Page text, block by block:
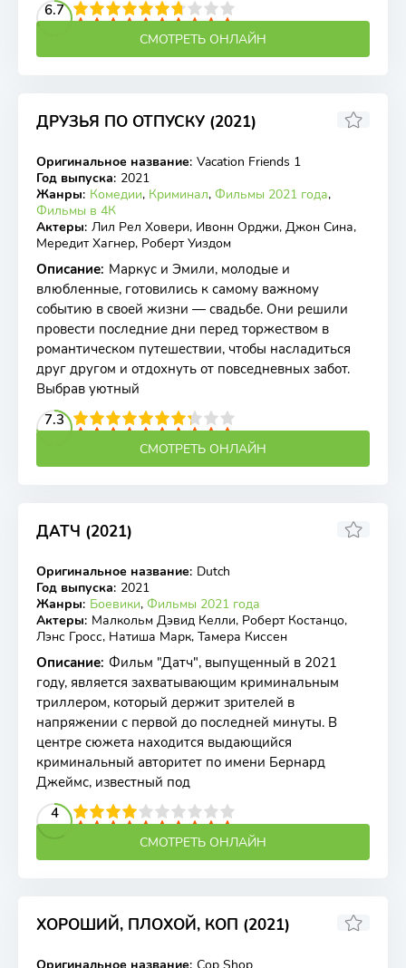
6.7
4 5 6 7 8 9 10
СМОТРЕТЬ ОНЛАЙН
ДРУЗЬЯ ПО ОТПУСКУ (2021)
WEB-DL
6.47 6.3
Оригинальное название: Vacation Friends 1
Год выпуска: 2021
Жанры: Комедии, Криминал, Фильмы 2021 года,
Фильмы в 4К
Актеры: Лил Рел Ховери, Ивонн Орджи, Джон Сина,
Мередит Хагнер, Роберт Уиздом
Описание: Маркус и Эмили, молодые и
влюбленные, готовились к самому важному
событию в своей жизни — свадьбе. Они решили
провести последние дни перед торжеством в
романтическом путешествии, чтобы насладиться
друг другом и отдохнуть от повседневных забот.
Выбрав уютный
7.3
4 5 6 7 8 9 10
СМОТРЕТЬ ОНЛАЙН
ДАТЧ (2021)
WEB-DL
Оригинальное название: Dutch
Год выпуска: 2021
Жанры: Боевики, Фильмы 2021 года
Актеры: Малкольм Дэвид Келли, Роберт Костанцо,
Лэнс Гросс, Натиша Марк, Тамера Киссен
Описание: Фильм "Датч", выпущенный в 2021
году, является захватывающим криминальным
триллером, который держит зрителей в
напряжении с первой до последней минуты. В
центре сюжета находится выдающийся
криминальный авторитет по имени Бернард
Джеймс, известный под
4
4 5 6 7 8 9 10
СМОТРЕТЬ ОНЛАЙН
ХОРОШИЙ, ПЛОХОЙ, КОП (2021)
6.14 6.2